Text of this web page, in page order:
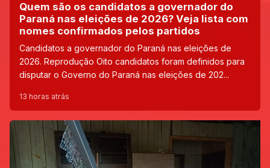
Quem são os candidatos a governador do
Paraná nas eleições de 2026? Veja lista com
nomes confirmados pelos partidos
Candidatos a governador do Paraná nas eleições de
2026. Reprodução Oito candidatos foram definidos para
disputar o Governo do Paraná nas eleições de 202...
13 horas atrás